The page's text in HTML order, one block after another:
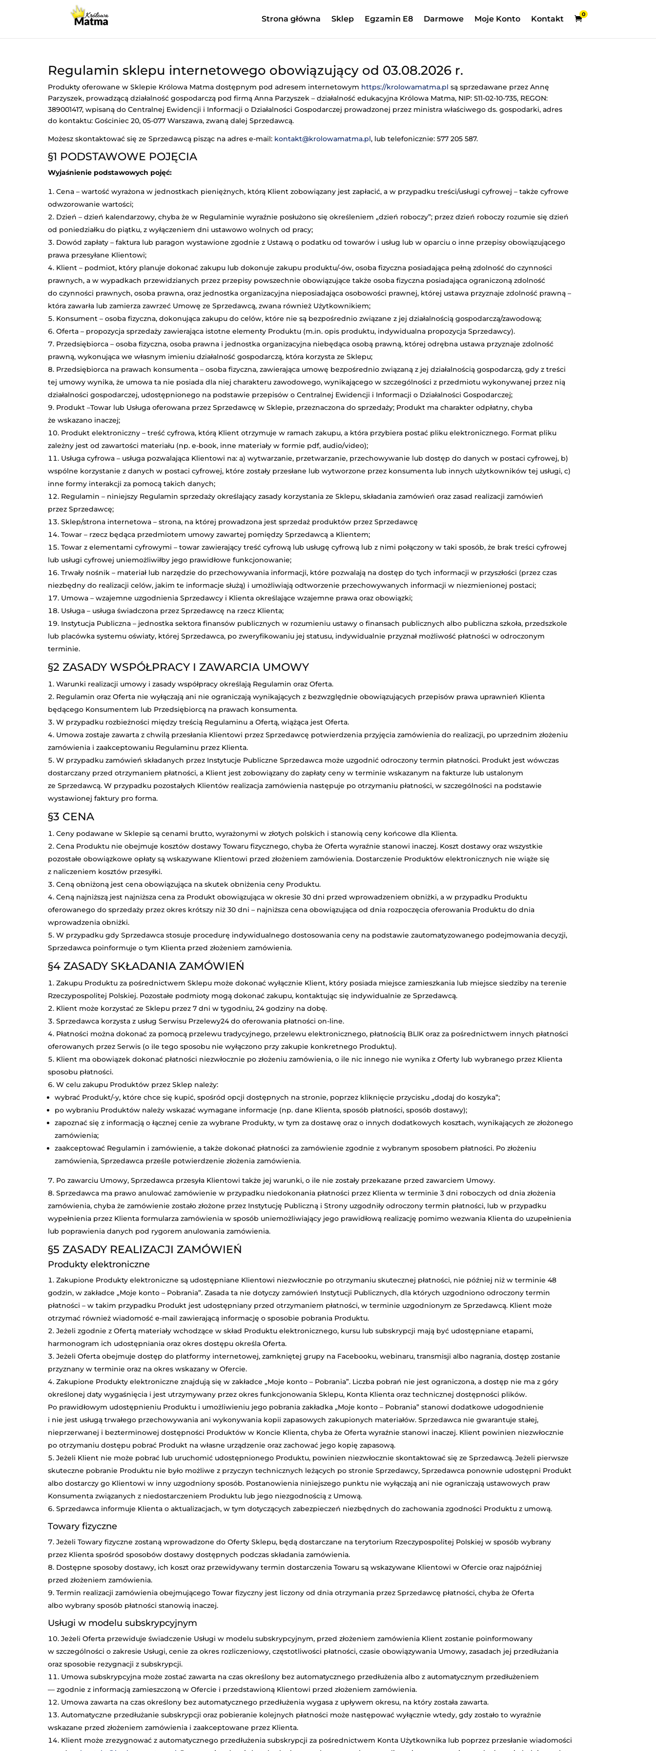
Strona główna Sklep Egzamin E8 Darmowe Moje Konto Kontakt
0
Regulamin sklepu internetowego obowiązujący od 03.08.2026 r.
Produkty oferowane w Sklepie Królowa Matma dostępnym pod adresem internetowym https://krolowamatma.pl są sprzedawane przez Annę
Parzyszek, prowadzącą działalność gospodarczą pod firmą Anna Parzyszek – działalność edukacyjna Królowa Matma, NIP: 511-02-10-735, REGON:
389001417, wpisaną do Centralnej Ewidencji i Informacji o Działalności Gospodarczej prowadzonej przez ministra właściwego ds. gospodarki, adres
do kontaktu: Gościniec 20, 05-077 Warszawa, zwaną dalej Sprzedawcą.
Możesz skontaktować się ze Sprzedawcą pisząc na adres e-mail: kontakt@krolowamatma.pl, lub telefonicznie: 577 205 587.
§1 PODSTAWOWE POJĘCIA
Wyjaśnienie podstawowych pojęć:
Cena – wartość wyrażona w jednostkach pieniężnych, którą Klient zobowiązany jest zapłacić, a w przypadku treści/usługi cyfrowej – także cyfrowe
odwzorowanie wartości;
Dzień – dzień kalendarzowy, chyba że w Regulaminie wyraźnie posłużono się określeniem „dzień roboczy”; przez dzień roboczy rozumie się dzień
od poniedziałku do piątku, z wyłączeniem dni ustawowo wolnych od pracy;
Dowód zapłaty – faktura lub paragon wystawione zgodnie z Ustawą o podatku od towarów i usług lub w oparciu o inne przepisy obowiązującego
prawa przesyłane Klientowi;
Klient – podmiot, który planuje dokonać zakupu lub dokonuje zakupu produktu/-ów, osoba fizyczna posiadająca pełną zdolność do czynności
prawnych, a w wypadkach przewidzianych przez przepisy powszechnie obowiązujące także osoba fizyczna posiadająca ograniczoną zdolność
do czynności prawnych, osoba prawna, oraz jednostka organizacyjna nieposiadająca osobowości prawnej, której ustawa przyznaje zdolność prawną –
która zawarła lub zamierza zawrzeć Umowę ze Sprzedawcą, zwana również Użytkownikiem;
Konsument – osoba fizyczna, dokonująca zakupu do celów, które nie są bezpośrednio związane z jej działalnością gospodarczą/zawodową;
Oferta – propozycja sprzedaży zawierająca istotne elementy Produktu (m.in. opis produktu, indywidualna propozycja Sprzedawcy).
Przedsiębiorca – osoba fizyczna, osoba prawna i jednostka organizacyjna niebędąca osobą prawną, której odrębna ustawa przyznaje zdolność
prawną, wykonująca we własnym imieniu działalność gospodarczą, która korzysta ze Sklepu;
Przedsiębiorca na prawach konsumenta – osoba fizyczna, zawierająca umowę bezpośrednio związaną z jej działalnością gospodarczą, gdy z treści
tej umowy wynika, że umowa ta nie posiada dla niej charakteru zawodowego, wynikającego w szczególności z przedmiotu wykonywanej przez nią
działalności gospodarczej, udostępnionego na podstawie przepisów o Centralnej Ewidencji i Informacji o Działalności Gospodarczej;
Produkt –Towar lub Usługa oferowana przez Sprzedawcę w Sklepie, przeznaczona do sprzedaży; Produkt ma charakter odpłatny, chyba
że wskazano inaczej;
Produkt elektroniczny – treść cyfrowa, którą Klient otrzymuje w ramach zakupu, a która przybiera postać pliku elektronicznego. Format pliku
zależny jest od zawartości materiału (np. e-book, inne materiały w formie pdf, audio/video);
Usługa cyfrowa – usługa pozwalająca Klientowi na: a) wytwarzanie, przetwarzanie, przechowywanie lub dostęp do danych w postaci cyfrowej, b)
wspólne korzystanie z danych w postaci cyfrowej, które zostały przesłane lub wytworzone przez konsumenta lub innych użytkowników tej usługi, c)
inne formy interakcji za pomocą takich danych;
Regulamin – niniejszy Regulamin sprzedaży określający zasady korzystania ze Sklepu, składania zamówień oraz zasad realizacji zamówień
przez Sprzedawcę;
Sklep/strona internetowa – strona, na której prowadzona jest sprzedaż produktów przez Sprzedawcę
Towar – rzecz będąca przedmiotem umowy zawartej pomiędzy Sprzedawcą a Klientem;
Towar z elementami cyfrowymi – towar zawierający treść cyfrową lub usługę cyfrową lub z nimi połączony w taki sposób, że brak treści cyfrowej
lub usługi cyfrowej uniemożliwiłby jego prawidłowe funkcjonowanie;
Trwały nośnik – materiał lub narzędzie do przechowywania informacji, które pozwalają na dostęp do tych informacji w przyszłości (przez czas
niezbędny do realizacji celów, jakim te informacje służą) i umożliwiają odtworzenie przechowywanych informacji w niezmienionej postaci;
Umowa – wzajemne uzgodnienia Sprzedawcy i Klienta określające wzajemne prawa oraz obowiązki;
Usługa – usługa świadczona przez Sprzedawcę na rzecz Klienta;
Instytucja Publiczna – jednostka sektora finansów publicznych w rozumieniu ustawy o finansach publicznych albo publiczna szkoła, przedszkole
lub placówka systemu oświaty, której Sprzedawca, po zweryfikowaniu jej statusu, indywidualnie przyznał możliwość płatności w odroczonym
terminie.
§2 ZASADY WSPÓŁPRACY I ZAWARCIA UMOWY
Warunki realizacji umowy i zasady współpracy określają Regulamin oraz Oferta.
Regulamin oraz Oferta nie wyłączają ani nie ograniczają wynikających z bezwzględnie obowiązujących przepisów prawa uprawnień Klienta
będącego Konsumentem lub Przedsiębiorcą na prawach konsumenta.
W przypadku rozbieżności między treścią Regulaminu a Ofertą, wiążąca jest Oferta.
Umowa zostaje zawarta z chwilą przesłania Klientowi przez Sprzedawcę potwierdzenia przyjęcia zamówienia do realizacji, po uprzednim złożeniu
zamówienia i zaakceptowaniu Regulaminu przez Klienta.
W przypadku zamówień składanych przez Instytucje Publiczne Sprzedawca może uzgodnić odroczony termin płatności. Produkt jest wówczas
dostarczany przed otrzymaniem płatności, a Klient jest zobowiązany do zapłaty ceny w terminie wskazanym na fakturze lub ustalonym
ze Sprzedawcą. W przypadku pozostałych Klientów realizacja zamówienia następuje po otrzymaniu płatności, w szczególności na podstawie
wystawionej faktury pro forma.
§3 CENA
Ceny podawane w Sklepie są cenami brutto, wyrażonymi w złotych polskich i stanowią ceny końcowe dla Klienta.
Cena Produktu nie obejmuje kosztów dostawy Towaru fizycznego, chyba że Oferta wyraźnie stanowi inaczej. Koszt dostawy oraz wszystkie
pozostałe obowiązkowe opłaty są wskazywane Klientowi przed złożeniem zamówienia. Dostarczenie Produktów elektronicznych nie wiąże się
z naliczeniem kosztów przesyłki.
Ceną obniżoną jest cena obowiązująca na skutek obniżenia ceny Produktu.
Ceną najniższą jest najniższa cena za Produkt obowiązująca w okresie 30 dni przed wprowadzeniem obniżki, a w przypadku Produktu
oferowanego do sprzedaży przez okres krótszy niż 30 dni – najniższa cena obowiązująca od dnia rozpoczęcia oferowania Produktu do dnia
wprowadzenia obniżki.
W przypadku gdy Sprzedawca stosuje procedurę indywidualnego dostosowania ceny na podstawie zautomatyzowanego podejmowania decyzji,
Sprzedawca poinformuje o tym Klienta przed złożeniem zamówienia.
§4 ZASADY SKŁADANIA ZAMÓWIEŃ
Zakupu Produktu za pośrednictwem Sklepu może dokonać wyłącznie Klient, który posiada miejsce zamieszkania lub miejsce siedziby na terenie
Rzeczypospolitej Polskiej. Pozostałe podmioty mogą dokonać zakupu, kontaktując się indywidualnie ze Sprzedawcą.
Klient może korzystać ze Sklepu przez 7 dni w tygodniu, 24 godziny na dobę.
Sprzedawca korzysta z usług Serwisu Przelewy24 do oferowania płatności on-line.
Płatności można dokonać za pomocą przelewu tradycyjnego, przelewu elektronicznego, płatnością BLIK oraz za pośrednictwem innych płatności
oferowanych przez Serwis (o ile tego sposobu nie wyłączono przy zakupie konkretnego Produktu).
Klient ma obowiązek dokonać płatności niezwłocznie po złożeniu zamówienia, o ile nic innego nie wynika z Oferty lub wybranego przez Klienta
sposobu płatności.
W celu zakupu Produktów przez Sklep należy:
wybrać Produkt/-y, które chce się kupić, spośród opcji dostępnych na stronie, poprzez kliknięcie przycisku „dodaj do koszyka”;
po wybraniu Produktów należy wskazać wymagane informacje (np. dane Klienta, sposób płatności, sposób dostawy);
zapoznać się z informacją o łącznej cenie za wybrane Produkty, w tym za dostawę oraz o innych dodatkowych kosztach, wynikających ze złożonego
zamówienia;
zaakceptować Regulamin i zamówienie, a także dokonać płatności za zamówienie zgodnie z wybranym sposobem płatności. Po złożeniu
zamówienia, Sprzedawca prześle potwierdzenie złożenia zamówienia.
Po zawarciu Umowy, Sprzedawca przesyła Klientowi także jej warunki, o ile nie zostały przekazane przed zawarciem Umowy.
Sprzedawca ma prawo anulować zamówienie w przypadku niedokonania płatności przez Klienta w terminie 3 dni roboczych od dnia złożenia
zamówienia, chyba że zamówienie zostało złożone przez Instytucję Publiczną i Strony uzgodniły odroczony termin płatności, lub w przypadku
wypełnienia przez Klienta formularza zamówienia w sposób uniemożliwiający jego prawidłową realizację pomimo wezwania Klienta do uzupełnienia
lub poprawienia danych pod rygorem anulowania zamówienia.
§5 ZASADY REALIZACJI ZAMÓWIEŃ
Produkty elektroniczne
Zakupione Produkty elektroniczne są udostępniane Klientowi niezwłocznie po otrzymaniu skutecznej płatności, nie później niż w terminie 48
godzin, w zakładce „Moje konto – Pobrania”. Zasada ta nie dotyczy zamówień Instytucji Publicznych, dla których uzgodniono odroczony termin
płatności – w takim przypadku Produkt jest udostępniany przed otrzymaniem płatności, w terminie uzgodnionym ze Sprzedawcą. Klient może
otrzymać również wiadomość e-mail zawierającą informację o sposobie pobrania Produktu.
Jeżeli zgodnie z Ofertą materiały wchodzące w skład Produktu elektronicznego, kursu lub subskrypcji mają być udostępniane etapami,
harmonogram ich udostępniania oraz okres dostępu określa Oferta.
Jeżeli Oferta obejmuje dostęp do platformy internetowej, zamkniętej grupy na Facebooku, webinaru, transmisji albo nagrania, dostęp zostanie
przyznany w terminie oraz na okres wskazany w Ofercie.
Zakupione Produkty elektroniczne znajdują się w zakładce „Moje konto – Pobrania”. Liczba pobrań nie jest ograniczona, a dostęp nie ma z góry
określonej daty wygaśnięcia i jest utrzymywany przez okres funkcjonowania Sklepu, Konta Klienta oraz technicznej dostępności plików.
Po prawidłowym udostępnieniu Produktu i umożliwieniu jego pobrania zakładka „Moje konto – Pobrania” stanowi dodatkowe udogodnienie
i nie jest usługą trwałego przechowywania ani wykonywania kopii zapasowych zakupionych materiałów. Sprzedawca nie gwarantuje stałej,
nieprzerwanej i bezterminowej dostępności Produktów w Koncie Klienta, chyba że Oferta wyraźnie stanowi inaczej. Klient powinien niezwłocznie
po otrzymaniu dostępu pobrać Produkt na własne urządzenie oraz zachować jego kopię zapasową.
Jeżeli Klient nie może pobrać lub uruchomić udostępnionego Produktu, powinien niezwłocznie skontaktować się ze Sprzedawcą. Jeżeli pierwsze
skuteczne pobranie Produktu nie było możliwe z przyczyn technicznych leżących po stronie Sprzedawcy, Sprzedawca ponownie udostępni Produkt
albo dostarczy go Klientowi w inny uzgodniony sposób. Postanowienia niniejszego punktu nie wyłączają ani nie ograniczają ustawowych praw
Konsumenta związanych z niedostarczeniem Produktu lub jego niezgodnością z Umową.
Sprzedawca informuje Klienta o aktualizacjach, w tym dotyczących zabezpieczeń niezbędnych do zachowania zgodności Produktu z umową.
Towary fizyczne
Jeżeli Towary fizyczne zostaną wprowadzone do Oferty Sklepu, będą dostarczane na terytorium Rzeczypospolitej Polskiej w sposób wybrany
przez Klienta spośród sposobów dostawy dostępnych podczas składania zamówienia.
Dostępne sposoby dostawy, ich koszt oraz przewidywany termin dostarczenia Towaru są wskazywane Klientowi w Ofercie oraz najpóźniej
przed złożeniem zamówienia.
Termin realizacji zamówienia obejmującego Towar fizyczny jest liczony od dnia otrzymania przez Sprzedawcę płatności, chyba że Oferta
albo wybrany sposób płatności stanowią inaczej.
Usługi w modelu subskrypcyjnym
Jeżeli Oferta przewiduje świadczenie Usługi w modelu subskrypcyjnym, przed złożeniem zamówienia Klient zostanie poinformowany
w szczególności o zakresie Usługi, cenie za okres rozliczeniowy, częstotliwości płatności, czasie obowiązywania Umowy, zasadach jej przedłużania
oraz sposobie rezygnacji z subskrypcji.
Umowa subskrypcyjna może zostać zawarta na czas określony bez automatycznego przedłużenia albo z automatycznym przedłużeniem
— zgodnie z informacją zamieszczoną w Ofercie i przedstawioną Klientowi przed złożeniem zamówienia.
Umowa zawarta na czas określony bez automatycznego przedłużenia wygasa z upływem okresu, na który została zawarta.
Automatyczne przedłużanie subskrypcji oraz pobieranie kolejnych płatności może następować wyłącznie wtedy, gdy zostało to wyraźnie
wskazane przed złożeniem zamówienia i zaakceptowane przez Klienta.
Klient może zrezygnować z automatycznego przedłużenia subskrypcji za pośrednictwem Konta Użytkownika lub poprzez przesłanie wiadomości